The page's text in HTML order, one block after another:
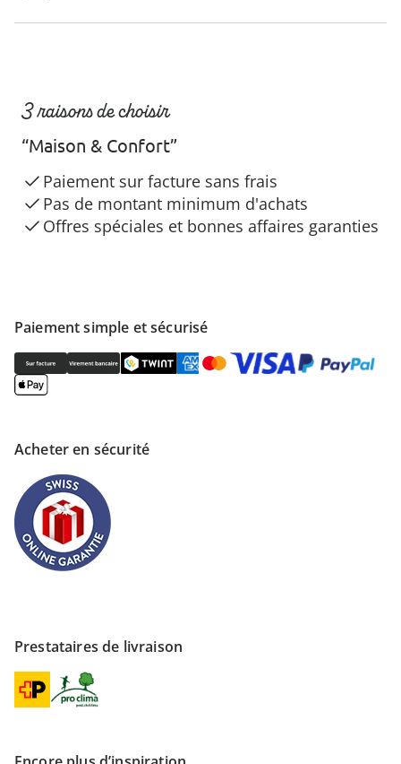
Paiement simple et sécurisé
Acheter en sécurité
Prestataires de livraison
3 raisons de choisir
“Maison & Confort”
Paiement sur facture sans frais
Pas de montant minimum d'achats
Offres spéciales et bonnes affaires garanties